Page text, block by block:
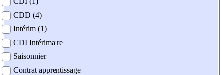
CDD (4)
Intérim (1)
CDI Intérimaire
Saisonnier
Contrat apprentissage